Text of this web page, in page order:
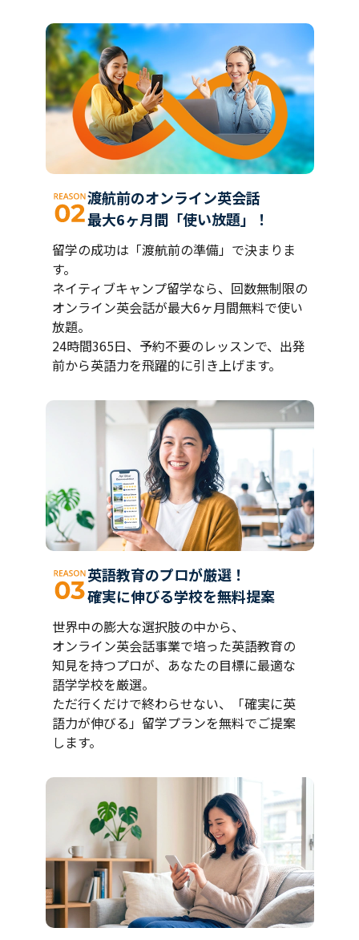
渡航前のオンライン英会話
最大6ヶ月間「使い放題」！
留学の成功は「渡航前の準備」で決まりま
す。
ネイティブキャンプ留学なら、回数無制限の
オンライン英会話が最大6ヶ月間無料で使い
放題。
24時間365日、予約不要のレッスンで、出発
前から英語力を飛躍的に引き上げます。
英語教育のプロが厳選！
確実に伸びる学校を無料提案
世界中の膨大な選択肢の中から、
オンライン英会話事業で培った英語教育の
知見を持つプロが、あなたの目標に最適な
語学学校を厳選。
ただ行くだけで終わらせない、「確実に英
語力が伸びる」留学プランを無料でご提案
します。